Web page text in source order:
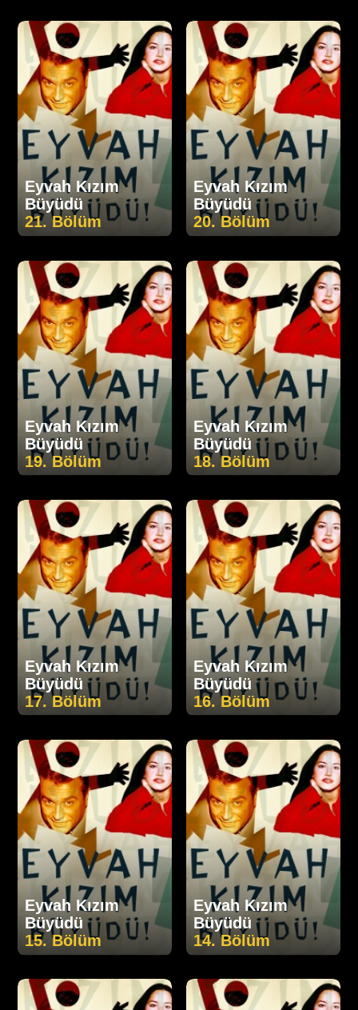
Eyvah Kızım
Büyüdü
21. Bölüm
Eyvah Kızım
Büyüdü
20. Bölüm
Eyvah Kızım
Büyüdü
19. Bölüm
Eyvah Kızım
Büyüdü
18. Bölüm
Eyvah Kızım
Büyüdü
17. Bölüm
Eyvah Kızım
Büyüdü
16. Bölüm
Eyvah Kızım
Büyüdü
15. Bölüm
Eyvah Kızım
Büyüdü
14. Bölüm